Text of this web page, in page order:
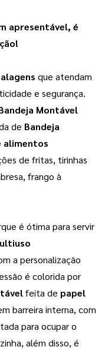
apresentável, é
que atendam
e segurança.
Montável
de Bandeja
alimentos
de fritas, tirinhas
frango à
é ótima para servir
a personalização
é colorida por
feita de papel
barreira interna, com
para ocupar o
além disso, é